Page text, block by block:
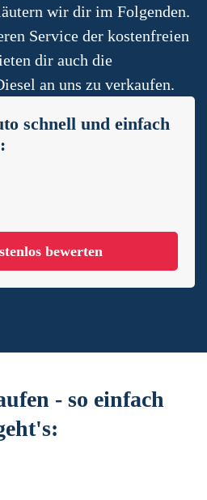
wir dir im Folgenden.
Service der kostenfreien
dir auch die
an uns zu verkaufen.
schnell und einfach
:
bewerten
- so einfach